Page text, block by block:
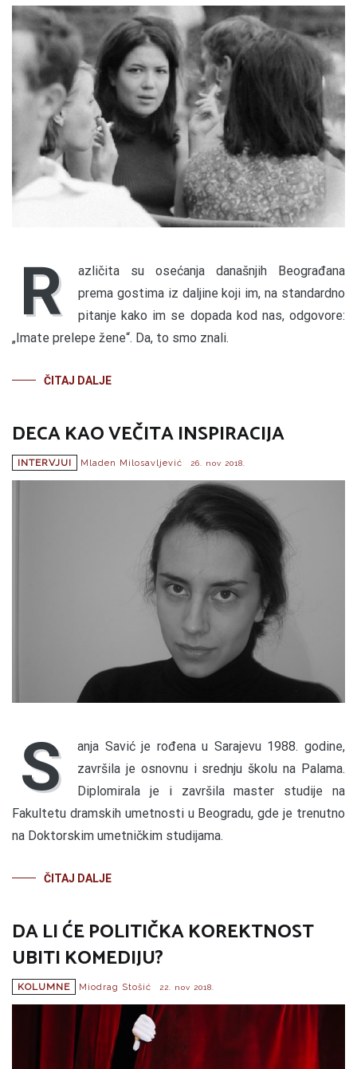
R
azličita su osećanja današnjih Beograđana
prema gostima iz daljine koji im, na standardno
pitanje kako im se dopada kod nas, odgovore:
„Imate prelepe žene“. Da, to smo znali.
ČITAJ DALJE
DECA KAO VEČITA INSPIRACIJA
INTERVJUI Mladen Milosavljević 26. nov 2018.
S
anja Savić je rođena u Sarajevu 1988. godine,
završila je osnovnu i srednju školu na Palama.
Diplomirala je i završila master studije na
Fakultetu dramskih umetnosti u Beogradu, gde je trenutno
na Doktorskim umetničkim studijama.
ČITAJ DALJE
DA LI ĆE POLITIČKA KOREKTNOST
UBITI KOMEDIJU?
KOLUMNE Miodrag Stošić 22. nov 2018.